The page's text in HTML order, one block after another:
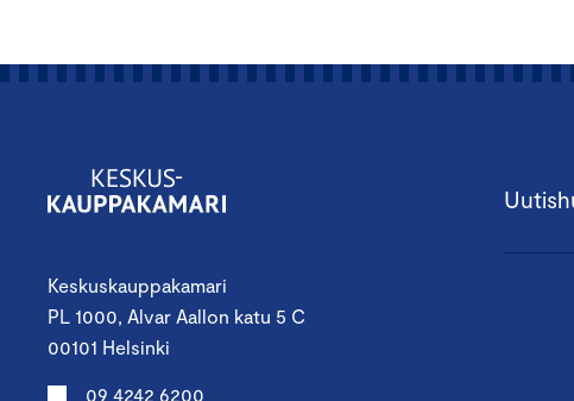
Keskuskauppakamari
PL 1000, Alvar Aallon katu 5 C
00101 Helsinki
09 4242 6200